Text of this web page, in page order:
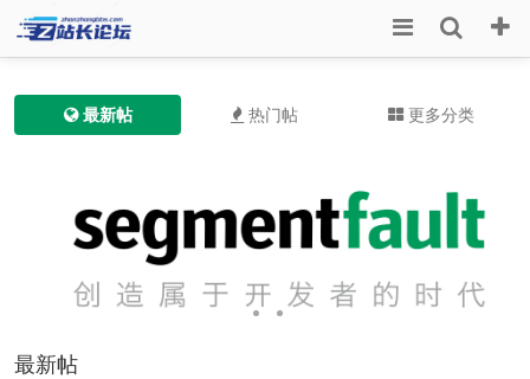
最新帖 热门帖 更多分类
最新帖